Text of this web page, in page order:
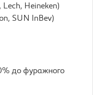
Lech, Heineken)
SUN InBev)
до фуражного